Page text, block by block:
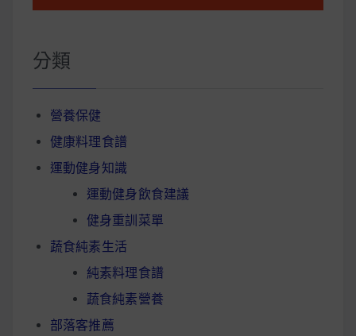
分類
營養保健
健康料理食譜
運動健身知識
運動健身飲食建議
健身重訓菜單
蔬食純素生活
純素料理食譜
蔬食純素營養
部落客推薦